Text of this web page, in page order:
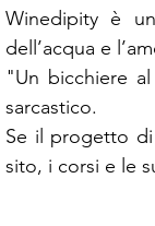
Winedipity è
dell’acqua e
"Un bicchiere
sarcastico.
Se il progetto
sito, i corsi e le